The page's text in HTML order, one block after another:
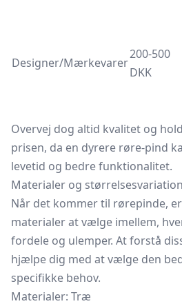
Designer/Mærkevarer
200-500
DKK
Overvej dog altid kvalitet og
prisen, da en dyrere røre-pind
levetid og bedre funktionalitet.
Materialer og
Når det kommer til rørepinde,
materialer at vælge imellem,
fordele og ulemper. At forstå
hjælpe dig med at vælge den
specifikke behov.
Materialer: Træ